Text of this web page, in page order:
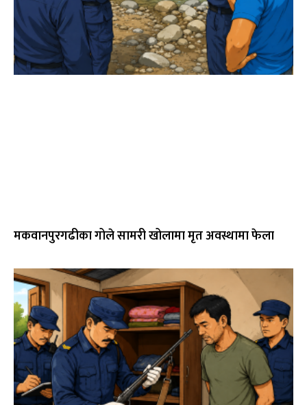
मकवानपुरगढीका गोले सामरी खोलामा मृत अवस्थामा फेला